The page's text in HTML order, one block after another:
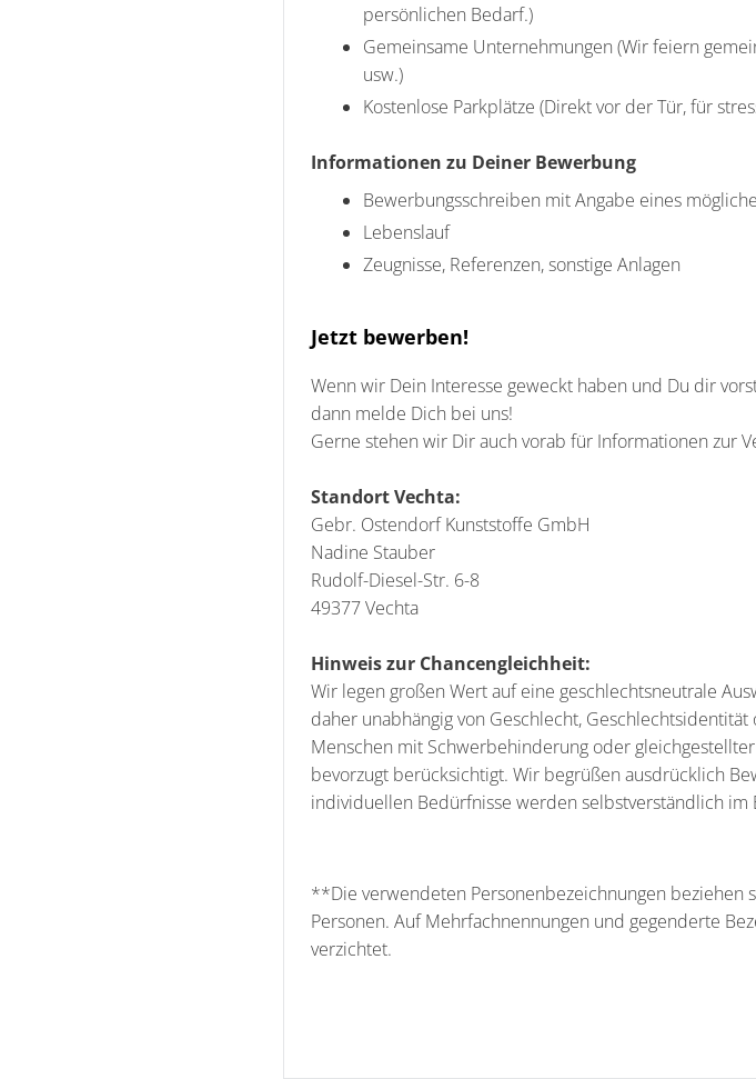
persönlichen Bedarf.)
Gemeinsame Unternehmungen (Wir feiern
usw.)
Kostenlose Parkplätze (Direkt vor der Tür, für
Informationen zu Deiner Bewerbung
Bewerbungsschreiben mit Angabe eines
Lebenslauf
Zeugnisse, Referenzen, sonstige Anlagen
Jetzt bewerben!
Wenn wir Dein Interesse geweckt haben und Du dir
dann melde Dich bei uns!
Gerne stehen wir Dir auch vorab für Informationen zur
Standort Vechta:
Gebr. Ostendorf Kunststoffe GmbH
Nadine Stauber
Rudolf-Diesel-Str. 6-8
49377 Vechta
Hinweis zur Chancengleichheit:
Wir legen großen Wert auf eine geschlechtsneutrale
daher unabhängig von Geschlecht,
Menschen mit Schwerbehinderung oder
bevorzugt berücksichtigt. Wir begrüßen ausdrücklich
individuellen Bedürfnisse werden selbstverständlich
**Die verwendeten Personenbezeichnungen beziehen
Personen. Auf Mehrfachnennungen und gegenderte
verzichtet.